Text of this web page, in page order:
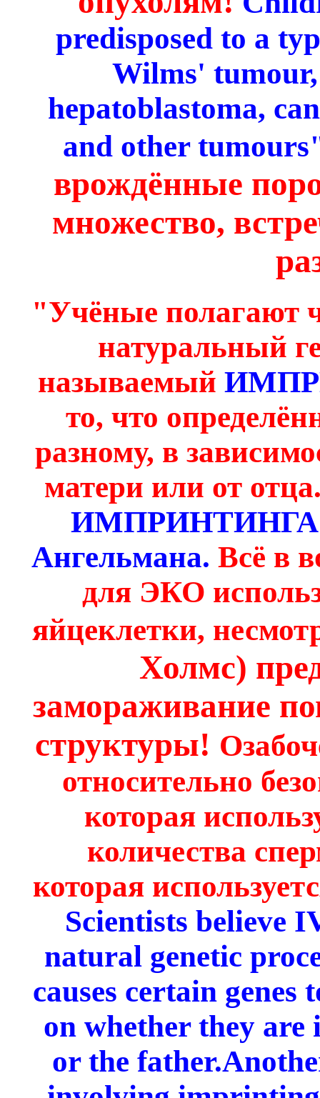
predisposed to a
Wilms'
hepatoblastoma,
and other
врождённые
множество,
"Учёные полагают
натуральный
называемый
то, что
разному, в
матери или от
ИМПРИНТИНГА
Ангельмана. Всё в
для ЭКО
яйцеклетки,
Холмс)
замораживание
структуры!
относительно
которая
количества
которая
Scientists believe
natural genetic
causes certain
on whether they
or the